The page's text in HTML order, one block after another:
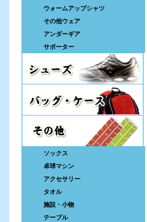
ウォームアップシャツ
その他ウェア
アンダーギア
サポーター
ソックス
卓球マシン
アクセサリー
タオル
施設・小物
テーブル